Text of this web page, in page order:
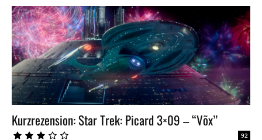
Kurzrezension: Star Trek: Picard 3×09 – “Võx”
92